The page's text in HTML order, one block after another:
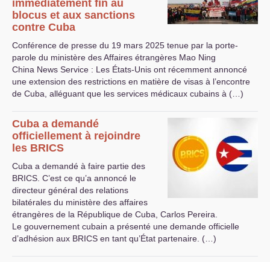
immédiatement fin au
blocus et aux sanctions
contre Cuba
Conférence de presse du 19 mars 2025 tenue par la porte-
parole du ministère des Affaires étrangères Mao Ning
China News Service : Les États-Unis ont récemment annoncé
une extension des restrictions en matière de visas à l’encontre
de Cuba, alléguant que les services médicaux cubains à (…)
Cuba a demandé
officiellement à rejoindre
les BRICS
Cuba a demandé à faire partie des
BRICS . C’est ce qu’a annoncé le
directeur général des relations
bilatérales du ministère des affaires
étrangères de la République de Cuba, Carlos Pereira.
Le gouvernement cubain a présenté une demande officielle
d’adhésion aux BRICS en tant qu’État partenaire. (…)